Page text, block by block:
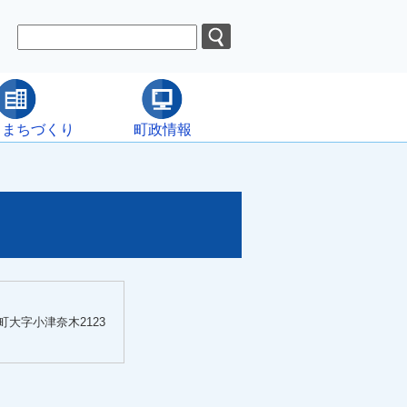
ちづくり 町政情報
大字小津奈木2123